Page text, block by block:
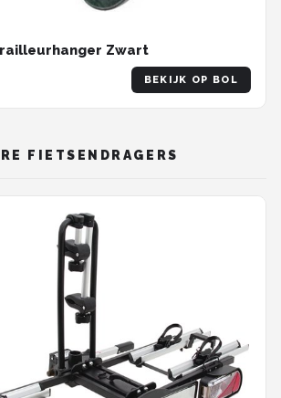
Zwart
BEKIJK OP BOL
FIETSENDRAGERS